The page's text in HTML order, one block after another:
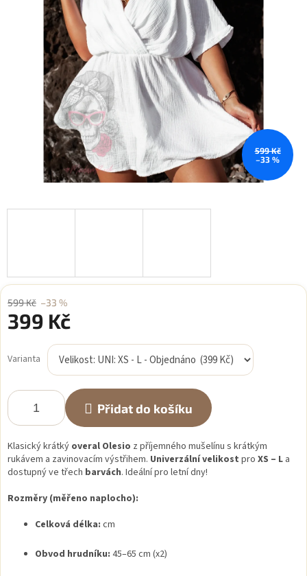
599 Kč
–33 %
599 Kč –33 %
399 Kč
cena:
Varianta
Přidat do košíku
Klasický krátký overal Olesio z příjemného mušelínu s krátkým
rukávem a zavinovacím výstřihem. Univerzální velikost pro XS – L a
dostupný ve třech barvách. Ideální pro letní dny!
Rozměry (měřeno naplocho):
Celková délka: cm
Obvod hrudníku: 45–65 cm (x2)